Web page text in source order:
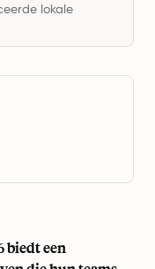
lokale
biedt een